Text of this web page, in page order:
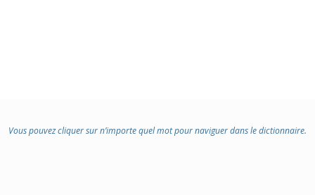
Vous pouvez cliquer sur n’importe quel mot pour naviguer dans le dictionnaire.